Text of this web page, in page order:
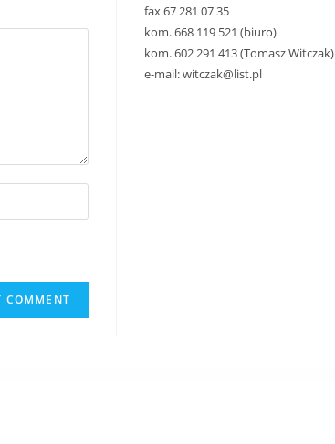
fax 67 281 07 35
kom. 668 119 521 (biuro)
kom. 602 291 413 (Tomasz Witczak)
e-mail: witczak@list.pl